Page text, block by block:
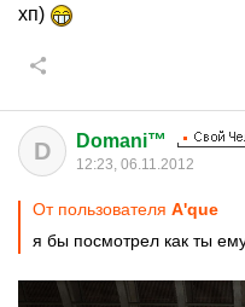
хп)
D Domani™
12:23, 06.11.2012
От пользователя A'que
я бы посмотрел как ты